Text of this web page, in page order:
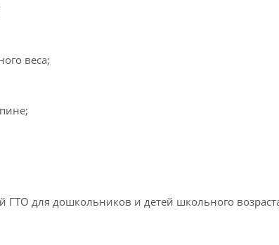
веса;
ГТО для дошкольников и детей школьного